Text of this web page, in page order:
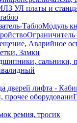
УЛ платы и
Модуль
Ограничитель
Аварийное
Замки
сальники,
дверей лифта -
ремня, тросик